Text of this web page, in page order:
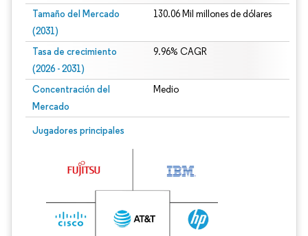
Tamaño del Mercado
(2031)
130.06 Mil millones de dólares
Tasa de crecimiento
(2026 - 2031)
9.96% CAGR
Concentración del
Mercado
Medio
Jugadores principales
Imagen © Mordor Intelligence. El uso requiere atribución según CC BY 4.0.